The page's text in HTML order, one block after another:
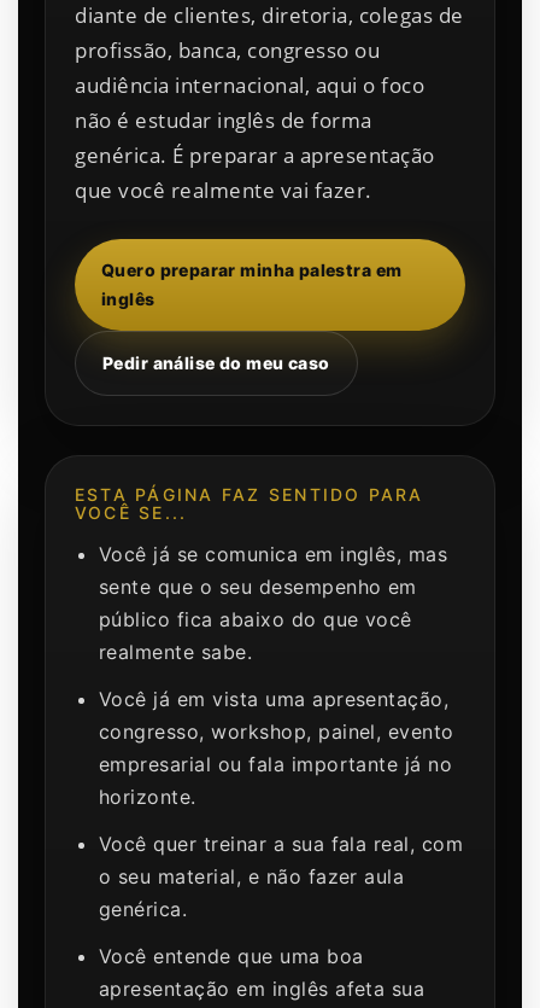
diante de clientes, diretoria, colegas de
profissão, banca, congresso ou
audiência internacional, aqui o foco
não é estudar inglês de forma
genérica. É preparar a apresentação
que você realmente vai fazer.
Quero preparar minha palestra em
inglês
Pedir análise do meu caso
ESTA PÁGINA FAZ SENTIDO PARA
VOCÊ SE...
Você já se comunica em inglês, mas
sente que o seu desempenho em
público fica abaixo do que você
realmente sabe.
Você já em vista uma apresentação,
congresso, workshop, painel, evento
empresarial ou fala importante já no
horizonte.
Você quer treinar a sua fala real, com
o seu material, e não fazer aula
genérica.
Você entende que uma boa
apresentação em inglês afeta sua